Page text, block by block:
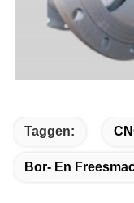
Taggen:
Bor- En